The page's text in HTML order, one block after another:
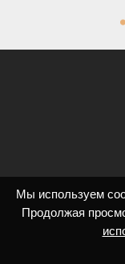
Мы используем
Продолжая